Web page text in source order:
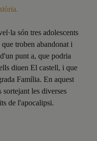
són tres adolescents
troben abandonat i
punt a, que podria
diuen El castell, i que
Família. En aquest
sortejant les diverses
de l'apocalipsi.